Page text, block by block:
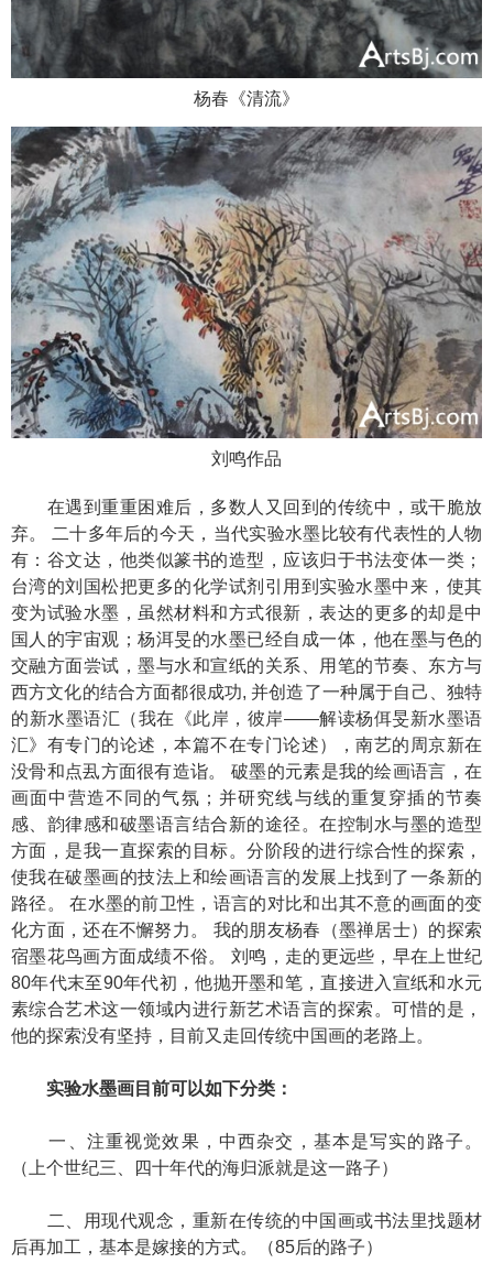
杨春《清流》
刘鸣作品
在遇到重重困难后，多数人又回到的传统中，或干脆放
弃。 二十多年后的今天，当代实验水墨比较有代表性的人物
有：谷文达，他类似篆书的造型，应该归于书法变体一类；
台湾的刘国松把更多的化学试剂引用到实验水墨中来，使其
变为试验水墨，虽然材料和方式很新，表达的更多的却是中
国人的宇宙观；杨洱旻的水墨已经自成一体，他在墨与色的
交融方面尝试，墨与水和宣纸的关系、用笔的节奏、东方与
西方文化的结合方面都很成功, 并创造了一种属于自己、独特
的新水墨语汇（我在《此岸，彼岸——解读杨佴旻新水墨语
汇》有专门的论述，本篇不在专门论述），南艺的周京新在
没骨和点厾方面很有造诣。 破墨的元素是我的绘画语言，在
画面中营造不同的气氛；并研究线与线的重复穿插的节奏
感、韵律感和破墨语言结合新的途径。在控制水与墨的造型
方面，是我一直探索的目标。分阶段的进行综合性的探索，
使我在破墨画的技法上和绘画语言的发展上找到了一条新的
路径。 在水墨的前卫性，语言的对比和出其不意的画面的变
化方面，还在不懈努力。 我的朋友杨春（墨禅居士）的探索
宿墨花鸟画方面成绩不俗。 刘鸣，走的更远些，早在上世纪
80年代末至90年代初，他抛开墨和笔，直接进入宣纸和水元
素综合艺术这一领域内进行新艺术语言的探索。可惜的是，
他的探索没有坚持，目前又走回传统中国画的老路上。
实验水墨画目前可以如下分类：
一、注重视觉效果，中西杂交，基本是写实的路子。
（上个世纪三、四十年代的海归派就是这一路子）
二、用现代观念，重新在传统的中国画或书法里找题材
后再加工，基本是嫁接的方式。（85后的路子）